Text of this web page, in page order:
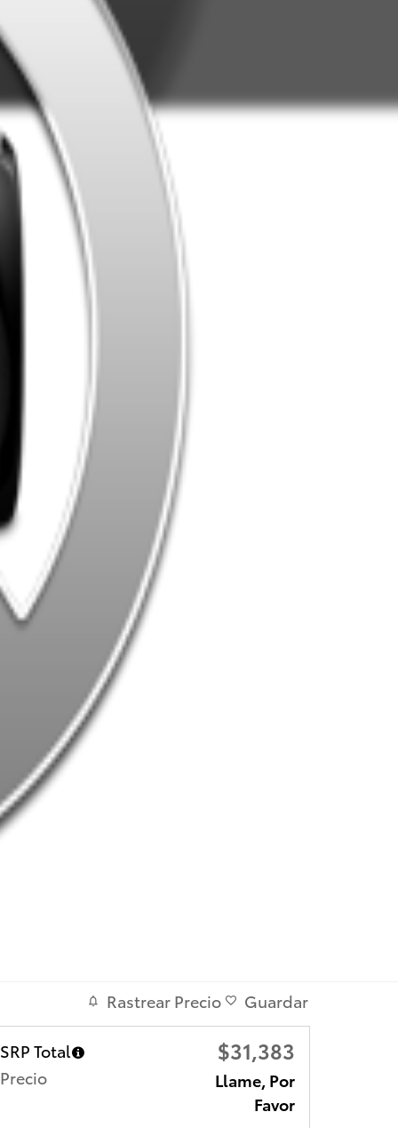
Rastrear Precio Guardar
SRP Total $31,383
Precio
Llame, Por
Favor